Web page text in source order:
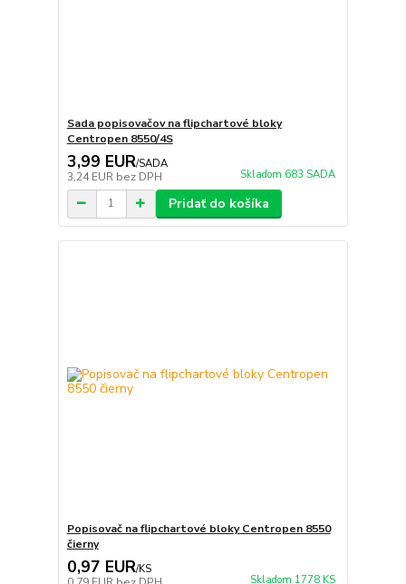
Sada popisovačov na flipchartové bloky
Centropen 8550/4S
3,99 EUR/SADA
3,24 EUR bez DPH Skladom 683 SADA
Pridať do košíka
Popisovač na flipchartové bloky Centropen 8550
čierny
0,97 EUR/KS
Skladom 1778 KS